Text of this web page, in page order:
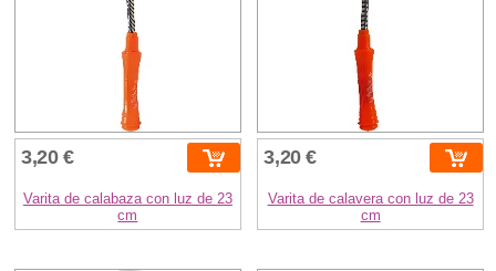
3,20 €
Varita de calabaza con luz de 23
cm
3,20 €
Varita de calavera con luz de 23
cm